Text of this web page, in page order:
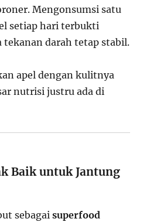
Mengonsumsi satu
setiap hari terbukti
tekanan darah tetap stabil.
apel dengan kulitnya
nutrisi justru ada di
Baik untuk Jantung
sebagaisuperfood